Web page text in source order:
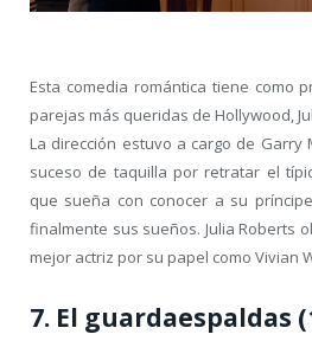
Esta comedia romántica tiene como
parejas más queridas de Hollywood,
La dirección estuvo a cargo de
suceso de taquilla por retratar el
que sueña con conocer a su
finalmente sus sueños. Julia Roberts
mejor actriz por su papel como Vivian
7. El guardaespaldas